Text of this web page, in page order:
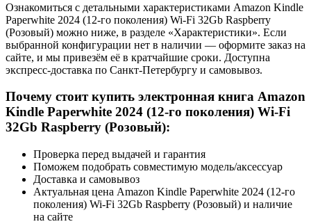
Ознакомиться с детальными характеристиками Amazon Kindle
Paperwhite 2024 (12-го поколения) Wi-Fi 32Gb Raspberry
(Розовый) можно ниже, в разделе «Характеристики». Если
выбранной конфигурации нет в наличии — оформите заказ на
сайте, и мы привезём её в кратчайшие сроки. Доступна
экспресс-доставка по Санкт-Петербургу и самовывоз.
Почему стоит купить электронная книга Amazon
Kindle Paperwhite 2024 (12-го поколения) Wi-Fi
32Gb Raspberry (Розовый):
Проверка перед выдачей и гарантия
Поможем подобрать совместимую модель/аксессуар
Доставка и самовывоз
Актуальная цена Amazon Kindle Paperwhite 2024 (12-го
поколения) Wi-Fi 32Gb Raspberry (Розовый) и наличие
на сайте